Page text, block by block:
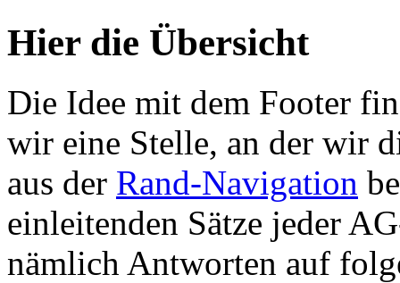
Hier die Übersicht
Die Idee mit dem Footer
wir eine Stelle, an der wir
aus der Rand-Navigation
einleitenden Sätze jeder
nämlich Antworten auf